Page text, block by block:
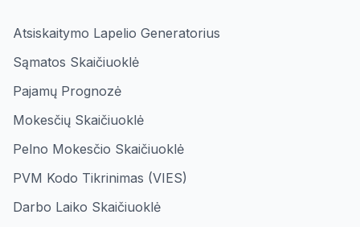
Atsiskaitymo Lapelio Generatorius
Sąmatos Skaičiuoklė
Pajamų Prognozė
Mokesčių Skaičiuoklė
Pelno Mokesčio Skaičiuoklė
PVM Kodo Tikrinimas (VIES)
Darbo Laiko Skaičiuoklė